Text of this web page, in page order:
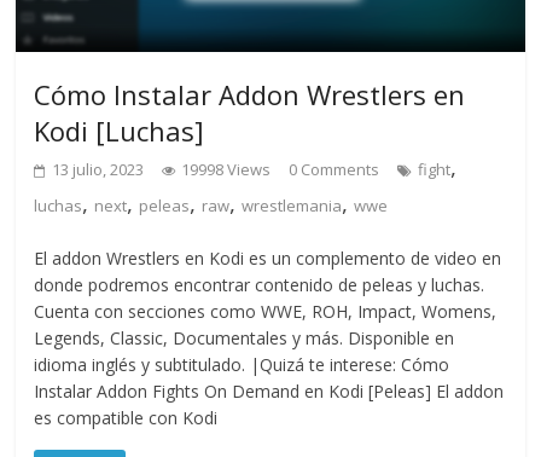
Cómo Instalar Addon Wrestlers en
Kodi [Luchas]
13 julio, 2023 19998 Views 0 Comments fight,
luchas, next, peleas, raw,wrestlemania,wwe
El addon Wrestlers en Kodi es un complemento de video en
donde podremos encontrar contenido de peleas y luchas.
Cuenta con secciones como WWE, ROH, Impact, Womens,
Legends, Classic, Documentales y más. Disponible en
idioma inglés y subtitulado. |Quizá te interese: Cómo
Instalar Addon Fights On Demand en Kodi [Peleas] El addon
es compatible con Kodi